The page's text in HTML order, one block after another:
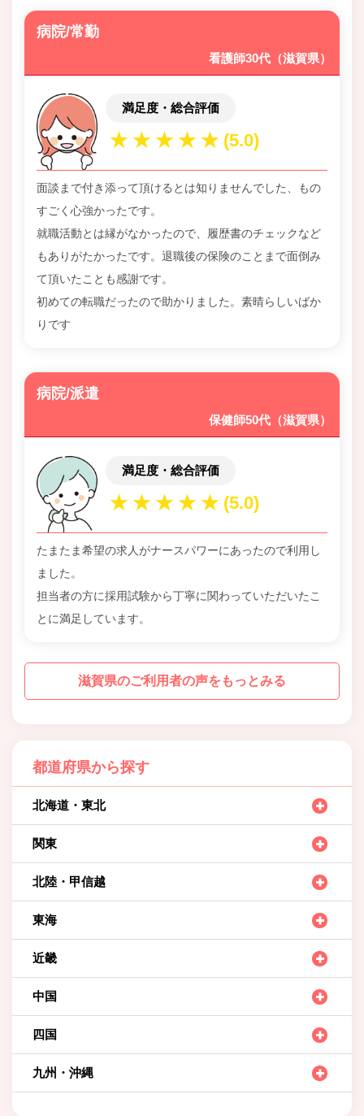
病院/常勤
看護師30代（滋賀県）
満足度・総合評価
面談まで付き添って頂けるとは知りませんでした、もの
すごく心強かったです。
就職活動とは縁がなかったので、履歴書のチェックなど
もありがたかったです。退職後の保険のことまで面倒み
て頂いたことも感謝です。
初めての転職だったので助かりました。素晴らしいばか
りです
病院/派遣
保健師50代（滋賀県）
満足度・総合評価
たまたま希望の求人がナースパワーにあったので利用し
ました。
担当者の方に採用試験から丁寧に関わっていただいたこ
とに満足しています。
滋賀県のご利用者の声をもっとみる
都道府県から探す
北海道・東北
関東
北陸・甲信越
東海
近畿
中国
四国
九州・沖縄